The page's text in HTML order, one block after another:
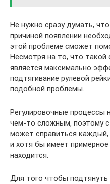
Не нужно сразу думать,
причиной появлении
этой проблеме сможет
Несмотря на то, что такой
является максимально
подтягивание рулевой
подобной проблемы.
Регулировочные процессы
чем-то сложным, поэтому
может справиться каждый,
и хотя бы имеет
находится.
Для того чтобы подтянуть